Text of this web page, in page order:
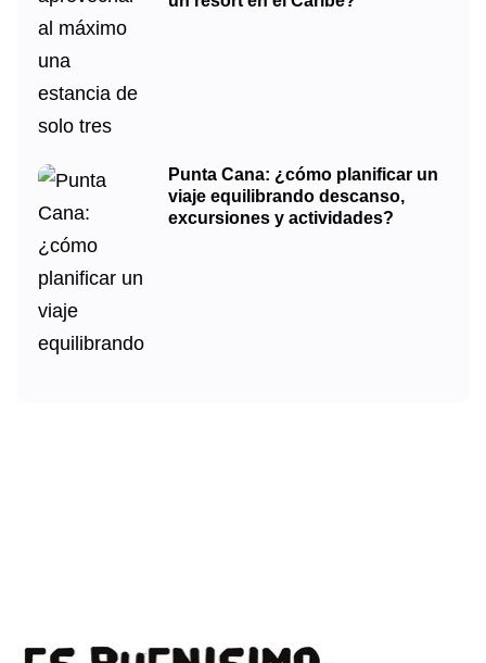
Punta Cana: ¿cómo planificar un
viaje equilibrando descanso,
excursiones y actividades?